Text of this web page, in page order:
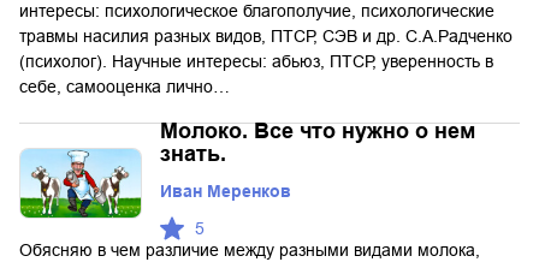
интересы: психологическое благополучие, психологические
травмы насилия разных видов, ПТСР, СЭВ и др. С.А.Радченко
(психолог). Научные интересы: абьюз, ПТСР, уверенность в
себе, самооценка лично…
Молоко. Все что нужно о нем
знать.
Иван Меренков
5
Обясняю в чем различие между разными видами молока,